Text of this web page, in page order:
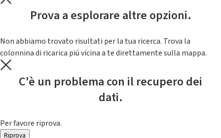
Prova a esplorare altre opzioni.
Non abbiamo trovato risultati per la tua ricerca. Trova la
colonnina di ricarica piú vicina a te direttamente sulla mappa.
C'è un problema con il recupero dei
dati.
Per favore riprova.
Riprova